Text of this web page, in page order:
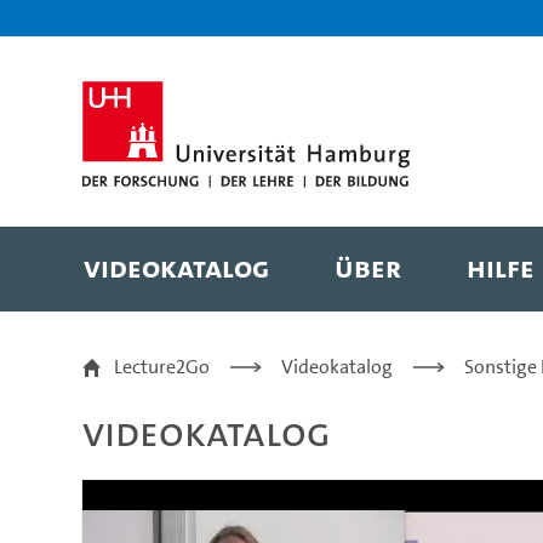
Videokatalog Über Hilfe
Perspektiven der
Lecture2Go Videokatalog Sonstige
Videokatalog